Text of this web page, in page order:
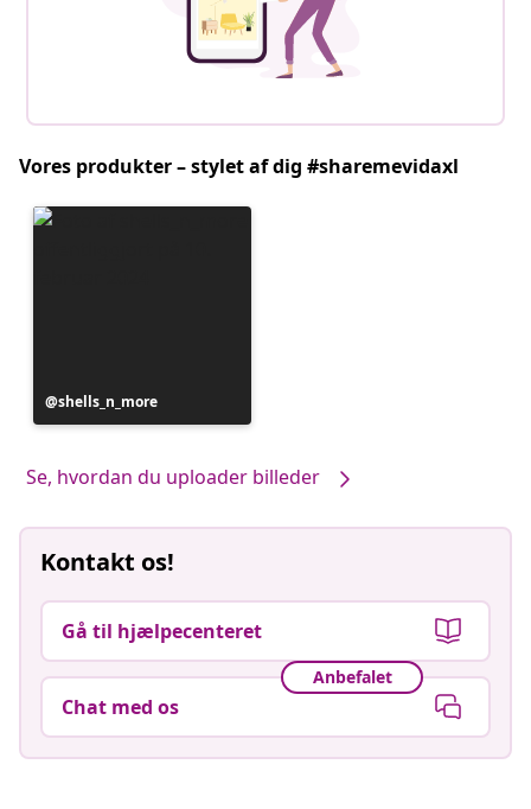
Vores produkter – stylet af dig #sharemevidaxl
Opslag
offentliggjort
shells_n_more
Se, hvordan du uploader billeder
Kontakt os!
Gå til hjælpecenteret
Anbefalet
Chat med os